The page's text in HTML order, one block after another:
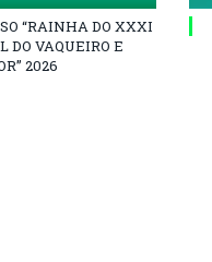
“RAINHA DO XXXI
DO VAQUEIRO E
2026